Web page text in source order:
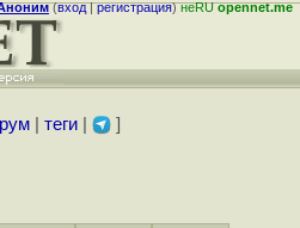
(вход|регистрация)неRUopennet.me
| теги| ]